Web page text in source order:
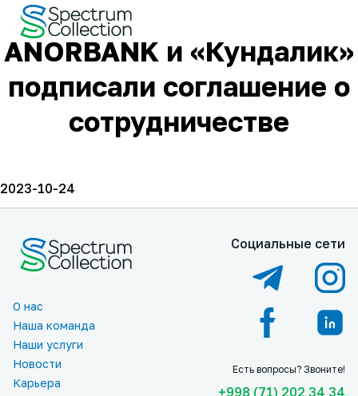
ANORBANK и «Кундалик»
подписали соглашение о
сотрудничестве
2023-10-24
О нас
Наша команда
Наши услуги
Новости
Карьера
Социальные сети
Есть вопросы? Звоните!
+998 (71) 202 34 34